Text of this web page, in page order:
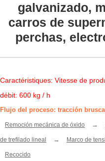
galvanizado,
carros de
perchas,
Caractéristiques: Vitesse de
débit: 600 kg / h
Flujo del proceso: tracción
Remoción mecánica de óxido →
de trefilado lineal → Marco de
Recocido